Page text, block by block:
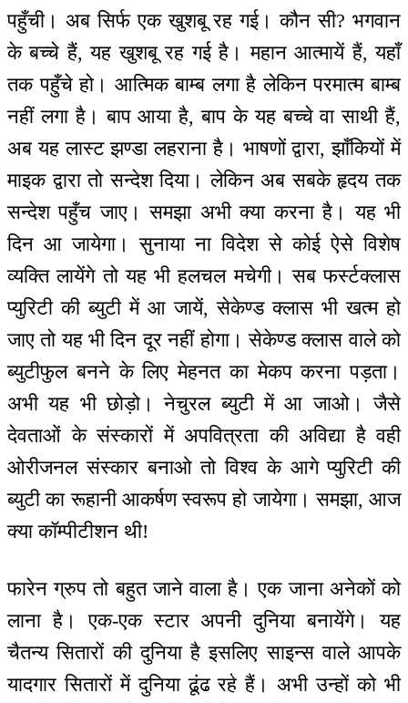
पहुँची। अब सिर्फ एक खुशबू रह गई। कौन सी? भगवान
के बच्चे हैं, यह खुशबू रह गई है। महान आत्मायें हैं, यहाँ
तक पहुँचे हो। आत्मिक बाम्ब लगा है लेकिन परमात्म बाम्ब
नहीं लगा है। बाप आया है, बाप के यह बच्चे वा साथी हैं,
अब यह लास्ट झण्डा लहराना है। भाषणों द्वारा, झाँकियों में
माइक द्वारा तो सन्देश दिया। लेकिन अब सबके हृदय तक
सन्देश पहुँच जाए। समझा अभी क्या करना है। यह भी
दिन आ जायेगा। सुनाया ना विदेश से कोई ऐसे विशेष
व्यक्ति लायेंगे तो यह भी हलचल मचेगी। सब फर्स्टक्लास
प्युरिटी की ब्युटी में आ जायें, सेकेण्ड क्लास भी खत्म हो
जाए तो यह भी दिन दूर नहीं होगा। सेकेण्ड क्लास वाले को
ब्युटीफुल बनने के लिए मेहनत का मेकप करना पड़ता।
अभी यह भी छोड़ो। नेचुरल ब्युटी में आ जाओ। जैसे
देवताओं के संस्कारों में अपवित्रता की अविद्या है वही
ओरीजनल संस्कार बनाओ तो विश्व के आगे प्युरिटी की
ब्युटी का रूहानी आकर्षण स्वरूप हो जायेगा। समझा, आज
क्या कॉम्पीटीशन थी!
फारेन ग्रुप तो बहुत जाने वाला है। एक जाना अनेकों को
लाना है। एक-एक स्टार अपनी दुनिया बनायेंगे। यह
चैतन्य सितारों की दुनिया है इसलिए साइन्स वाले आपके
यादगार सितारों में दुनिया ढूंढ रहे हैं। अभी उन्हों को भी